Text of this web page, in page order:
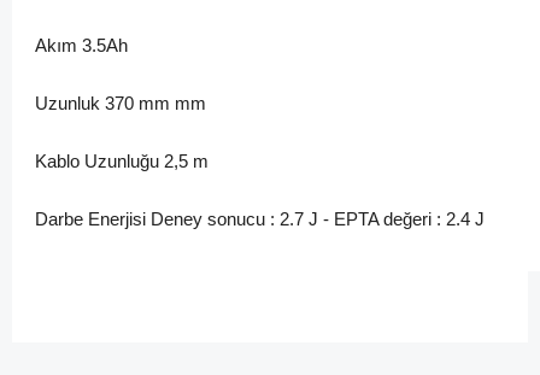
Akım 3.5Ah
Uzunluk 370 mm mm
Kablo Uzunluğu 2,5 m
Darbe Enerjisi Deney sonucu : 2.7 J - EPTA değeri : 2.4 J